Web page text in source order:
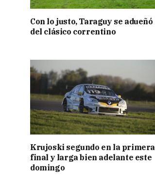
Con lo justo, Taraguy se adueñó
del clásico correntino
Krujoski segundo en la primera
final y larga bien adelante este
domingo